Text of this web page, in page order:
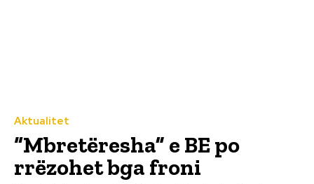
Aktualitet
“Mbretëresha” e BE po
rrëzohet bga froni